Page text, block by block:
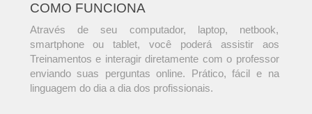
COMO FUNCIONA
Através de seu computador, laptop, netbook,
smartphone ou tablet, você poderá assistir aos
Treinamentos e interagir diretamente com o professor
enviando suas perguntas online. Prático, fácil e na
linguagem do dia a dia dos profissionais.